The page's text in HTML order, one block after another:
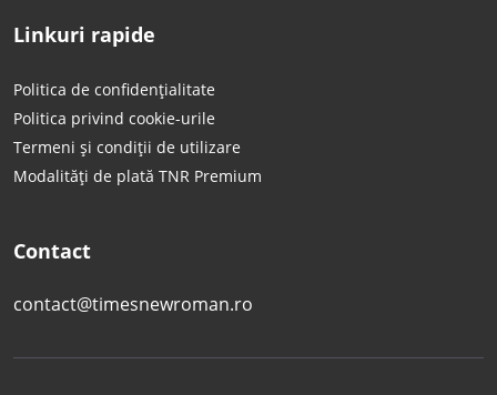
Linkuri rapide
Politica de confidențialitate
Politica privind cookie-urile
Termeni și condiții de utilizare
Modalități de plată TNR Premium
Contact
contact@timesnewroman.ro